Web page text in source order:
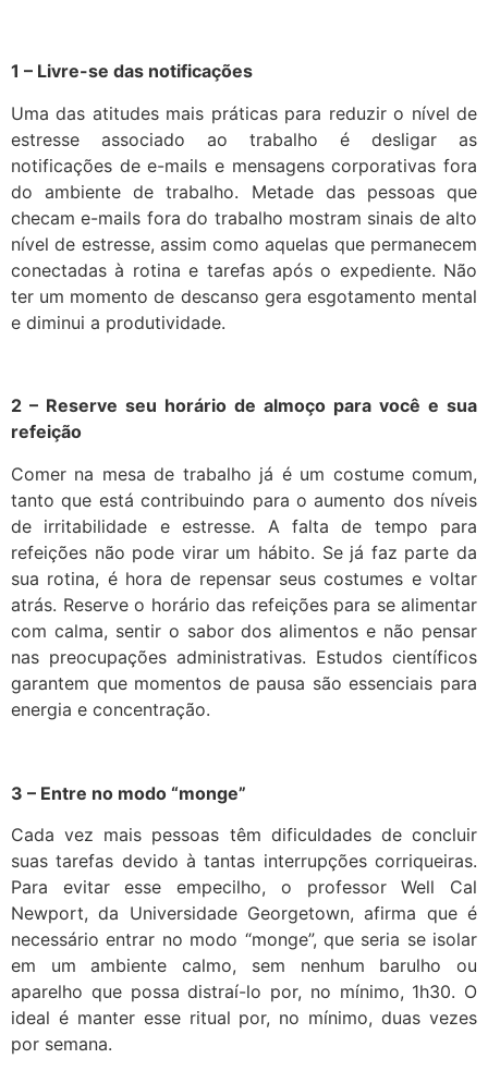
1 – Livre-se das notificações
Uma das atitudes mais práticas para reduzir o nível de
estresse associado ao trabalho é desligar as
notificações de e-mails e mensagens corporativas fora
do ambiente de trabalho. Metade das pessoas que
checam e-mails fora do trabalho mostram sinais de alto
nível de estresse, assim como aquelas que permanecem
conectadas à rotina e tarefas após o expediente. Não
ter um momento de descanso gera esgotamento mental
e diminui a produtividade.
2 – Reserve seu horário de almoço para você e sua
refeição
Comer na mesa de trabalho já é um costume comum,
tanto que está contribuindo para o aumento dos níveis
de irritabilidade e estresse. A falta de tempo para
refeições não pode virar um hábito. Se já faz parte da
sua rotina, é hora de repensar seus costumes e voltar
atrás. Reserve o horário das refeições para se alimentar
com calma, sentir o sabor dos alimentos e não pensar
nas preocupações administrativas. Estudos científicos
garantem que momentos de pausa são essenciais para
energia e concentração.
3 – Entre no modo “monge”
Cada vez mais pessoas têm dificuldades de concluir
suas tarefas devido à tantas interrupções corriqueiras.
Para evitar esse empecilho, o professor Well Cal
Newport, da Universidade Georgetown, afirma que é
necessário entrar no modo “monge”, que seria se isolar
em um ambiente calmo, sem nenhum barulho ou
aparelho que possa distraí-lo por, no mínimo, 1h30. O
ideal é manter esse ritual por, no mínimo, duas vezes
por semana.